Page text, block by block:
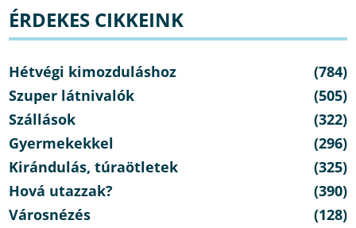
ÉRDEKES CIKKEINK
Hétvégi kimozduláshoz
(784)
Szuper látnivalók
(505)
Szállások
(322)
Gyermekekkel
(296)
Kirándulás, túraötletek
(325)
Hová utazzak?
(390)
Városnézés
(128)